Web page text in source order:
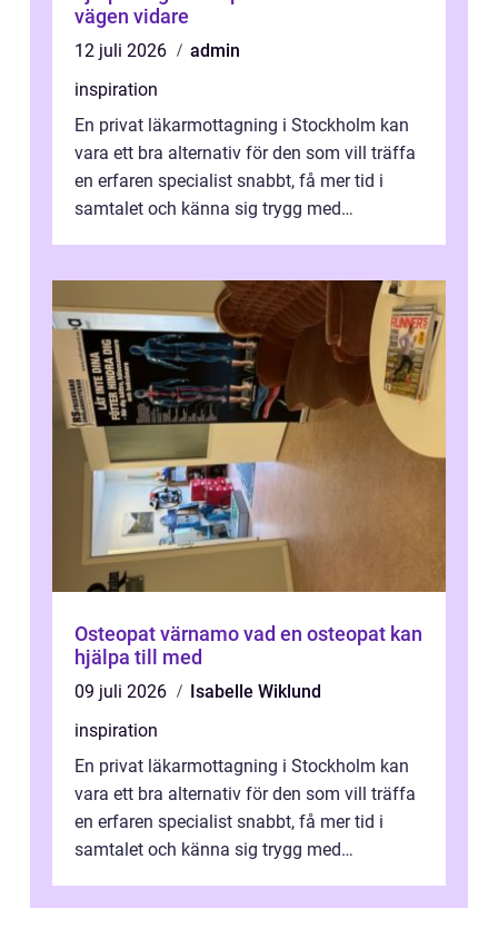
vägen vidare
12 juli 2026
admin
inspiration
En privat läkarmottagning i Stockholm kan
vara ett bra alternativ för den som vill träffa
en erfaren specialist snabbt, få mer tid i
samtalet och känna sig trygg med
Osteopat värnamo vad en osteopat kan
hjälpa till med
09 juli 2026
Isabelle Wiklund
inspiration
En privat läkarmottagning i Stockholm kan
vara ett bra alternativ för den som vill träffa
en erfaren specialist snabbt, få mer tid i
samtalet och känna sig trygg med